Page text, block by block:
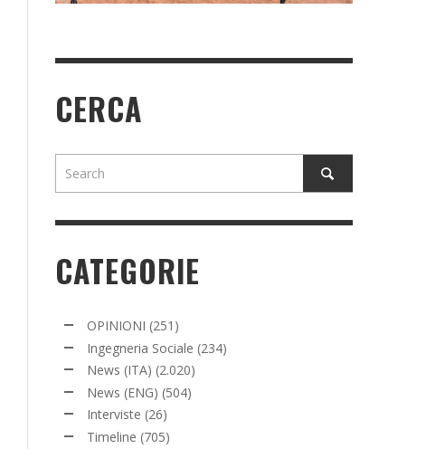
CERCA
CATEGORIE
OPINIONI (251)
Ingegneria Sociale (234)
News (ITA) (2.020)
News (ENG) (504)
Interviste (26)
Timeline (705)